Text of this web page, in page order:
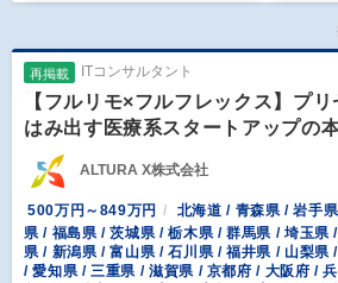
再掲載 ITコンサルタント
【フルリモ×フルフレックス】プ
はみ出す医療系スタートアップの
ALTURA X株式会社
500万円～849万円
北海道 / 青森県 / 岩手
県 / 福島県 / 茨城県 / 栃木県 / 群馬県 / 埼玉県
県 / 新潟県 / 富山県 / 石川県 / 福井県 / 山梨県
/ 愛知県 / 三重県 / 滋賀県 / 京都府 / 大阪府 /